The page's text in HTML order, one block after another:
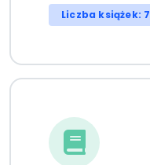
Liczba książek: 7